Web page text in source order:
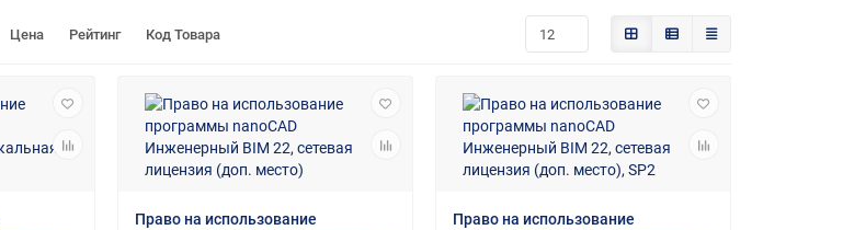
Цена Рейтинг Код Товара
Право на использование
Право на использование